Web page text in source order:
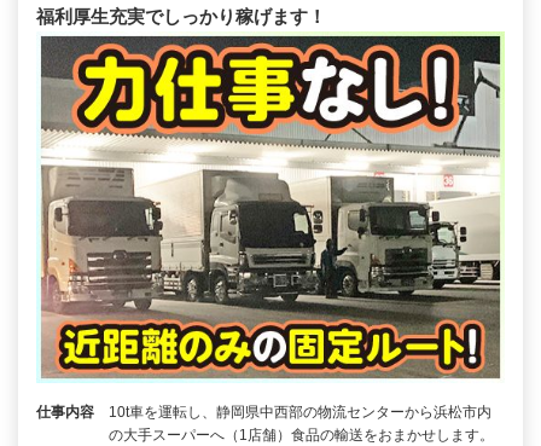
福利厚生充実でしっかり稼げます！
仕事内容
10t車を運転し、静岡県中西部の物流センターから浜松市内
の大手スーパーへ（1店舗）食品の輸送をおまかせします。